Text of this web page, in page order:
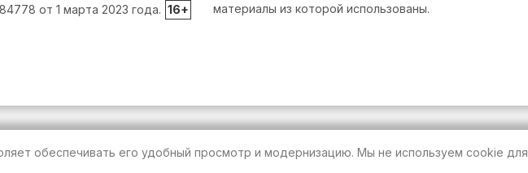
материалы из которой использованы.
от 1 марта 2023 года. 16+
обеспечивать его удобный просмотр и модернизацию. Мы не используем cookie для